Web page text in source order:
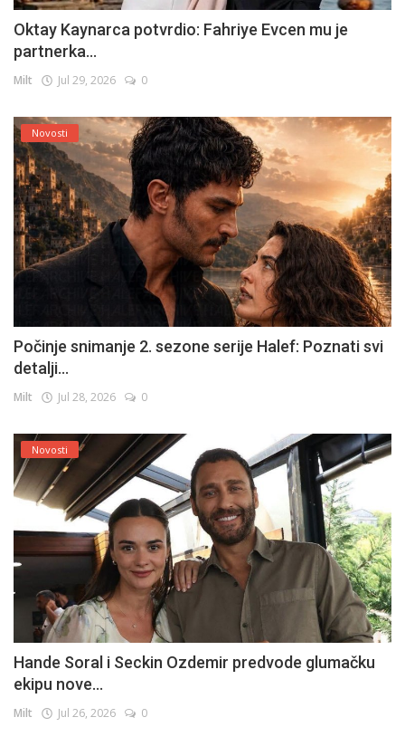
Oktay Kaynarca potvrdio: Fahriye Evcen mu je
partnerka...
Milt Jul 29, 2026 0
Novosti
Počinje snimanje 2. sezone serije Halef: Poznati svi
detalji...
Milt Jul 28, 2026 0
Novosti
Hande Soral i Seckin Ozdemir predvode glumačku
ekipu nove...
Milt Jul 26, 2026 0